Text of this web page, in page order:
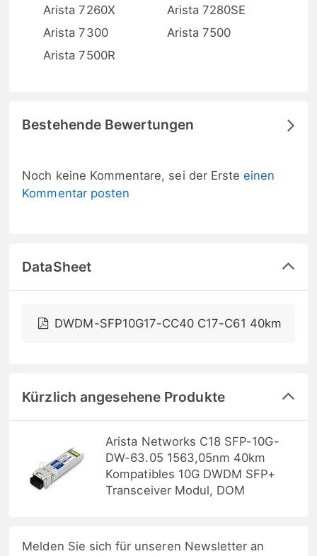
Arista 7260X
Arista 7280SE
Arista 7300
Arista 7500
Arista 7500R
Bestehende Bewertungen
Noch keine Kommentare, sei der Ersteeinen
Kommentar posten
DataSheet
DWDM-SFP10G17-CC40 C17-C61 40km
Kürzlich angesehene Produkte
Arista Networks C18 SFP-10G-
DW-63.05 1563,05nm 40km
Kompatibles 10G DWDM SFP+
Transceiver Modul, DOM
Melden Sie sich für unseren Newsletter an